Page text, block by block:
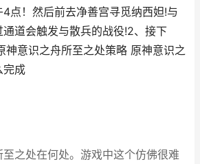
点！然后前去净善宫寻觅纳西妲!与
道会触发与散兵的战役!2、接下
神意识之舟所至之处策略 原神意识之
完成
至之处在何处。游戏中这个仿佛很难